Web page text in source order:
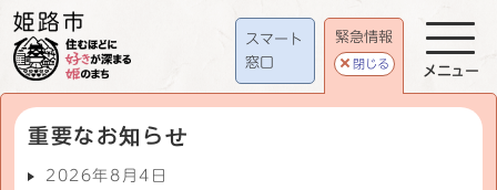
スマート
窓口
緊急情報
閉じる
重要なお知らせ
2026年8月4日
メニュー